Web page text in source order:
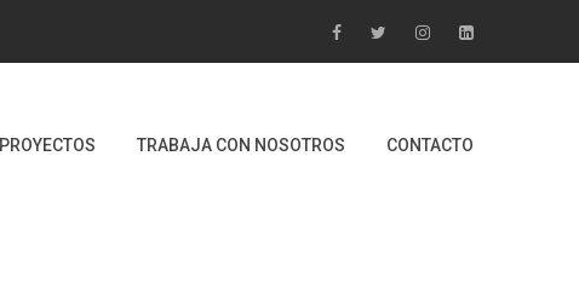
PROYECTOS TRABAJA CON NOSOTROS CONTACTO